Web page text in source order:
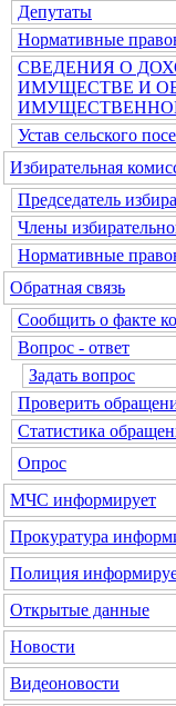
Депутаты
Нормативные
СВЕДЕНИЯ О
ИМУЩЕСТВЕ И
Устав сельского
Избирательная
Председатель
Члены
Нормативные
Обратная связь
Сообщить о факте
Вопрос - ответ
Задать вопрос
Проверить
Статистика
Опрос
МЧС информирует
Прокуратура
Полиция
Открытые данные
Новости
Видеоновости